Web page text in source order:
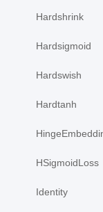
Hardshrink
Hardsigmoid
Hardswish
Hardtanh
HSigmoidLoss
Identity